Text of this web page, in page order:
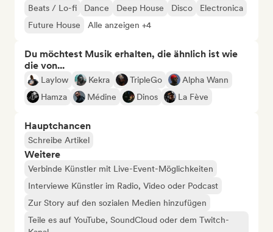
Beats / Lo-fi Dance Deep House Disco
Electronica
Future House
Alle anzeigen +4
Du möchtest Musik erhalten, die ähnlich ist wie
die von...
Laylow Kekra TripleGo
Alpha Wann
Hamza
Médine Dinos La Fève
Hauptchancen
Schreibe Artikel
Weitere
Verbinde Künstler mit Live-Event-Möglichkeiten
Interviewe Künstler im Radio, Video oder Podcast
Zur Story auf den sozialen Medien hinzufügen
Teile es auf YouTube, SoundCloud oder dem Twitch-